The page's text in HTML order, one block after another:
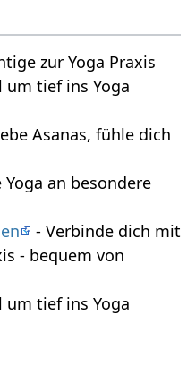
zur Yoga Praxis
um tief ins Yoga
Asanas, fühle dich
Yoga an besondere
- Verbinde dich mit
- bequem von
um tief ins Yoga